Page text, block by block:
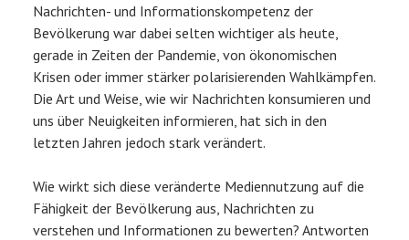
Nachrichten- und Informationskompetenz der
Bevölkerung war dabei selten wichtiger als heute,
gerade in Zeiten der Pandemie, von ökonomischen
Krisen oder immer stärker polarisierenden Wahlkämpfen.
Die Art und Weise, wie wir Nachrichten konsumieren und
uns über Neuigkeiten informieren, hat sich in den
letzten Jahren jedoch stark verändert.
Wie wirkt sich diese veränderte Mediennutzung auf die
Fähigkeit der Bevölkerung aus, Nachrichten zu
verstehen und Informationen zu bewerten? Antworten